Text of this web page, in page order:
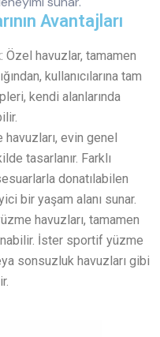
Avantajları
: Özel havuzlar, tamamen
kullanıcılarına tam
kendi alanlarında
havuzları, evin genel
tasarlanır. Farklı
donatılabilen
bir yaşam alanı sunar.
havuzları, tamamen
İster sportif yüzme
sonsuzluk havuzları gibi